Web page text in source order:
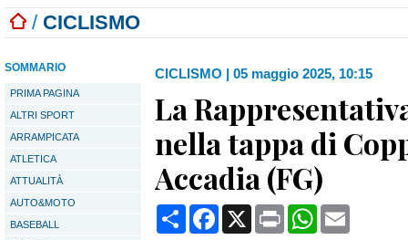
/ CICLISMO
SOMMARIO
PRIMA PAGINA
ALTRI SPORT
ARRAMPICATA
ATLETICA
ATTUALITÀ
AUTO&MOTO
BASEBALL
CICLISMO | 05 maggio 2025, 10:15
La
nella tappa di
Accadia (FG)
CondividiFacebook
X Print WhatsApp